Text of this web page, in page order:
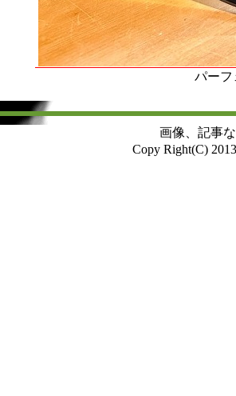
パーフ
画像、記事
Copy Right(C)